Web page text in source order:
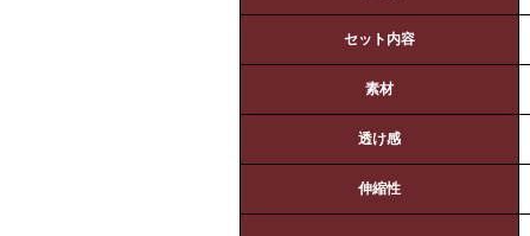
セット内容
素材
透け感
伸縮性